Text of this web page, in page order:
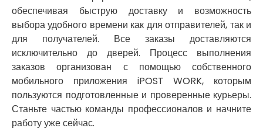
обеспечивая быструю доставку и возможность
выбора удобного времени как для отправителей, так и
для получателей. Все заказы доставляются
исключительно до дверей. Процесс выполнения
заказов организован с помощью собственного
мобильного приложения iPOST WORK, которым
пользуются подготовленные и проверенные курьеры.
Станьте частью команды профессионалов и начните
работу уже сейчас.
Шепетовка
Шостка
Шпола
Синельниково
Славута
Славутич
Слобожанское
Смела
Софиевская Борщаговка
Сокольники